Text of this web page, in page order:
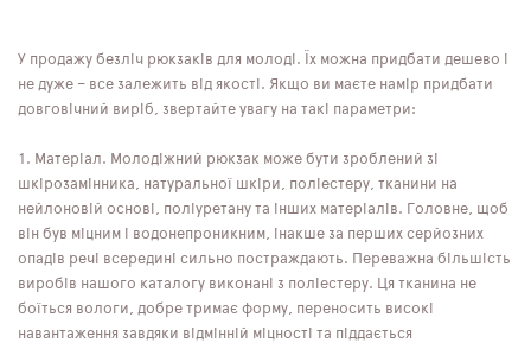
У продажу безліч рюкзаків для молоді. Їх можна придбати дешево і
не дуже – все залежить від якості. Якщо ви маєте намір придбати
довговічний виріб, звертайте увагу на такі параметри:
Матеріал. Молодіжний рюкзак може бути зроблений зі
шкірозамінника, натуральної шкіри, поліестеру, тканини на
нейлоновій основі, поліуретану та інших матеріалів. Головне, щоб
він був міцним і водонепроникним, інакше за перших серйозних
опадів речі всередині сильно постраждають. Переважна більшість
виробів нашого каталогу виконані з поліестеру. Ця тканина не
боїться вологи, добре тримає форму, переносить високі
навантаження завдяки відмінній міцності та піддається